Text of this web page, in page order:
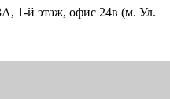
1-й этаж, офис 24в (м. Ул.